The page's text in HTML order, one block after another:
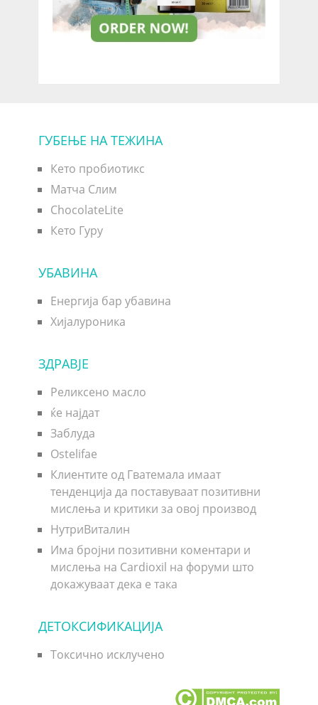
ГУБЕЊЕ НА ТЕЖИНА
Кето пробиотикс
Матча Слим
ChocolateLite
Кето Гуру
УБАВИНА
Енергија бар убавина
Хијалуроника
ЗДРАВЈЕ
Реликсено масло
ќе најдат
Заблуда
Ostelifae
Клиентите од Гватемала имаат
тенденција да поставуваат позитивни
мислења и критики за овој производ
НутриВиталин
Има бројни позитивни коментари и
мислења на Cardioxil на форуми што
докажуваат дека е така
ДЕТОКСИФИКАЦИЈА
Токсично исклучено